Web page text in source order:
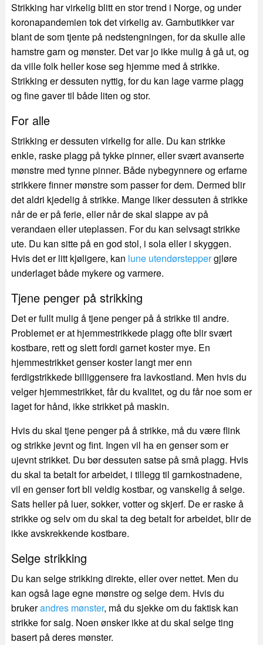
Strikking har virkelig blitt en stor trend i Norge, og under
koronapandemien tok det virkelig av. Garnbutikker var
blant de som tjente på nedstengningen, for da skulle alle
hamstre garn og mønster. Det var jo ikke mulig å gå ut, og
da ville folk heller kose seg hjemme med å strikke.
Strikking er dessuten nyttig, for du kan lage varme plagg
og fine gaver til både liten og stor.
For alle
Strikking er dessuten virkelig for alle. Du kan strikke
enkle, raske plagg på tykke pinner, eller svært avanserte
mønstre med tynne pinner. Både nybegynnere og erfarne
strikkere finner mønstre som passer for dem. Dermed blir
det aldri kjedelig å strikke. Mange liker dessuten å strikke
når de er på ferie, eller når de skal slappe av på
verandaen eller uteplassen. For du kan selvsagt strikke
ute. Du kan sitte på en god stol, i sola eller i skyggen.
Hvis det er litt kjøligere, kan lune utendørsteppergjløre
underlaget både mykere og varmere.
Tjene penger på strikking
Det er fullt mulig å tjene penger på å strikke til andre.
Problemet er at hjemmestrikkede plagg ofte blir svært
kostbare, rett og slett fordi garnet koster mye. En
hjemmestrikket genser koster langt mer enn
ferdigstrikkede billiggensere fra lavkostland. Men hvis du
velger hjemmestrikket, får du kvalitet, og du får noe som er
laget for hånd, ikke strikket på maskin.
Hvis du skal tjene penger på å strikke, må du være flink
og strikke jevnt og fint. Ingen vil ha en genser som er
ujevnt strikket. Du bør dessuten satse på små plagg. Hvis
du skal ta betalt for arbeidet, i tillegg til garnkostnadene,
vil en genser fort bli veldig kostbar, og vanskelig å selge.
Sats heller på luer, sokker, votter og skjerf. De er raske å
strikke og selv om du skal ta deg betalt for arbeidet, blir de
ikke avskrekkende kostbare.
Selge strikking
Du kan selge strikking direkte, eller over nettet. Men du
kan også lage egne mønstre og selge dem. Hvis du
brukerandres mønster, må du sjekke om du faktisk kan
strikke for salg. Noen ønsker ikke at du skal selge ting
basert på deres mønster.